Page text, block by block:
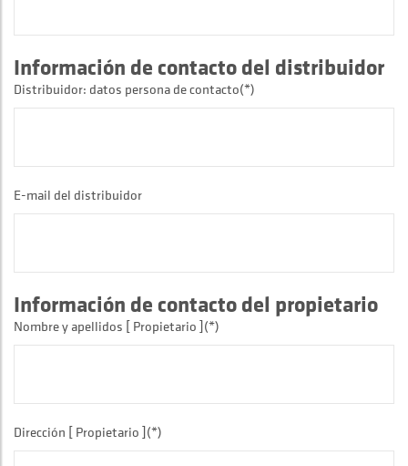
Información de contacto del distribuidor
Distribuidor: datos persona de contacto(*)
E-mail del distribuidor
Información de contacto del propietario
Nombre y apellidos [ Propietario ](*)
Dirección [ Propietario ](*)